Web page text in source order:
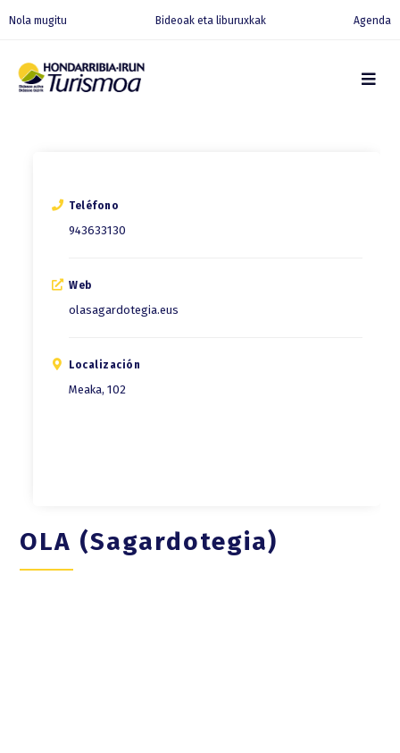
Nola mugitu Bideoak eta liburuxkak Agenda
Teléfono
943633130
Web
olasagardotegia.eus
Localización
Meaka, 102
OLA (Sagardotegia)